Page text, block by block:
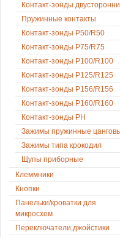
Контакт-зонды
Пружинные контакты
Контакт-зонды P50/R50
Контакт-зонды P75/R75
Контакт-зонды P100/R100
Контакт-зонды P125/R125
Контакт-зонды P156/R156
Контакт-зонды P160/R160
Контакт-зонды PH
Зажимы пружинные
Зажимы типа крокодил
Щупы приборные
Клеммники
Кнопки
Панельки/кроватки для
микросхем
Переключатели,джойстики